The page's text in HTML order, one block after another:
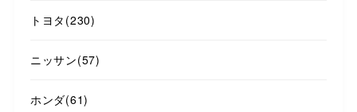
トヨタ (230)
ニッサン(57)
ホンダ(61)